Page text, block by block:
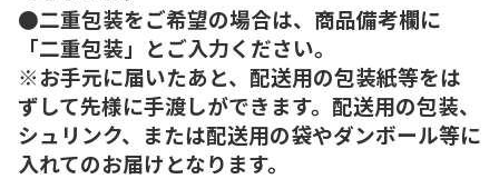
●二重包装をご希望の場合は、商品備考欄に
「二重包装」とご入力ください。
※お手元に届いたあと、配送用の包装紙等をは
ずして先様に手渡しができます。配送用の包装、
シュリンク、または配送用の袋やダンボール等に
入れてのお届けとなります。